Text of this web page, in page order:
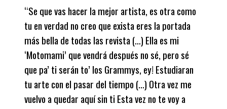
“Se que vas hacer la mejor artista, es otra como
tu en verdad no creo que exista eres la portada
más bella de todas las revista (…) Ella es mi
‘Motomami’ que vendrá después no sé, pero sé
que pa’ ti serán to’ los Grammys, ey! Estudiaran
tu arte con el pasar del tiempo (…) Otra vez me
vuelvo a quedar aquí sin ti Esta vez no te voy a